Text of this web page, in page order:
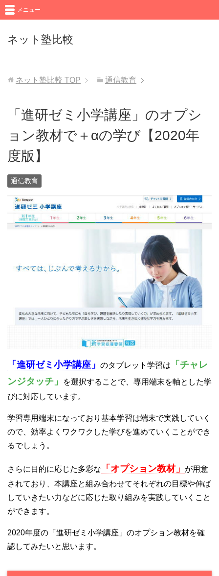
ネット塾比較
メニュー
ネット塾比較 TOP 通信教育
「進研ゼミ小学講座」のオプシ
ョン教材で＋αの学び【2020年
度版】
通信教育
「進研ゼミ小学講座」 のタブレット学習は
「チャレ
ンジタッチ」
を選択することで、専用端末を軸とした学
びに対応しています。
学習専用端末になっており基本学習は端末で実践していく
ので、効率よくワクワクした学びを進めていくことができ
るでしょう。
さらに目的に応じた多彩な 「オプション教材」
が用意
されており、本講座と組み合わせてそれぞれの目標や伸ば
していきたい力などに応じた取り組みを実践していくこと
ができます。
2020年度の「進研ゼミ小学講座」のオプション教材を確
認してみたいと思います。